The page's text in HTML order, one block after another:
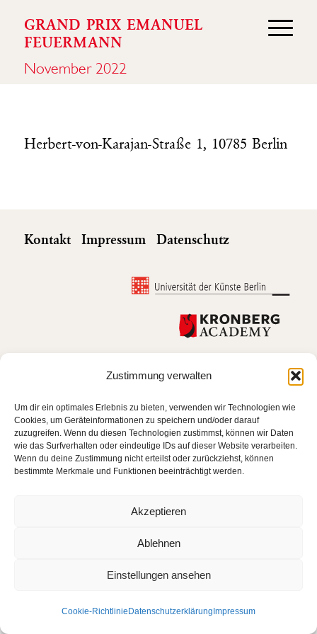
Zustimmung verwalten
Um dir ein optimales Erlebnis zu bieten, verwenden wir Technologien wie
Cookies, um Geräteinformationen zu speichern und/oder darauf
zuzugreifen. Wenn du diesen Technologien zustimmst, können wir Daten
wie das Surfverhalten oder eindeutige IDs auf dieser Website verarbeiten.
Wenn du deine Zustimmung nicht erteilst oder zurückziehst, können
bestimmte Merkmale und Funktionen beeinträchtigt werden.
Akzeptieren
Ablehnen
Einstellungen ansehen
Cookie-Richtlinie Datenschutzerklärung Impressum
GRAND PRIX EMANUEL
FEUERMANN
November 2022
Herbert-von-Karajan-Straße 1, 10785 Berlin
Kontakt Impressum Datenschutz